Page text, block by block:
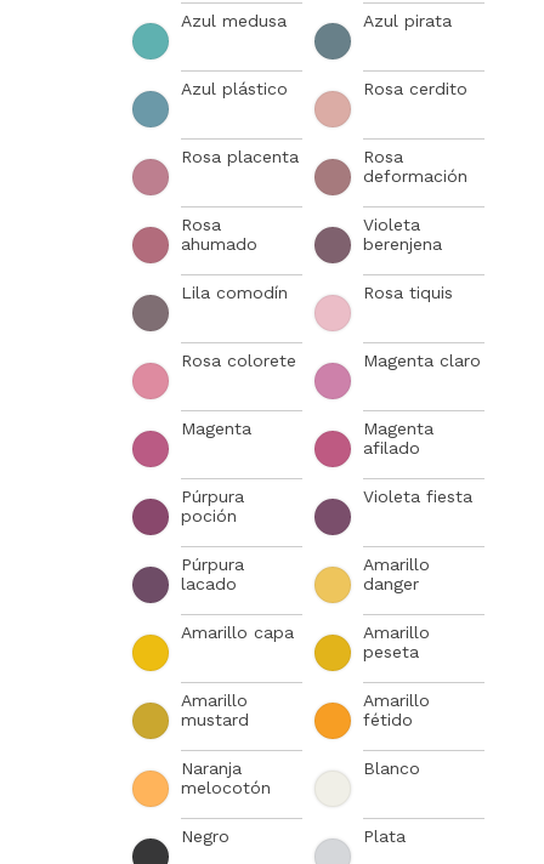
Azul medusa Azul pirata
Azul plástico Rosa cerdito
Rosa placenta
Rosa
deformación
Rosa
ahumado
Violeta
berenjena
Lila comodín Rosa tiquis
Rosa colorete Magenta claro
Magenta
Magenta
afilado
Púrpura
poción
Violeta fiesta
Púrpura
lacado
Amarillo
danger
Amarillo capa
Amarillo
peseta
Amarillo
mustard
Amarillo
fétido
Naranja
melocotón
Blanco
Negro Plata